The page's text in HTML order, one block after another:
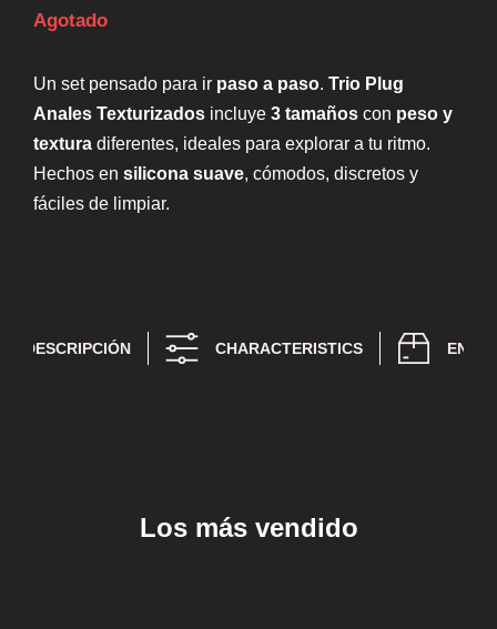
Agotado
Un set pensado para ir paso a paso. Trio Plug
Anales Texturizados incluye 3 tamaños con peso y
textura diferentes, ideales para explorar a tu ritmo.
Hechos en silicona suave, cómodos, discretos y
fáciles de limpiar.
DESCRIPCIÓN CHARACTERISTICS
Los más vendido